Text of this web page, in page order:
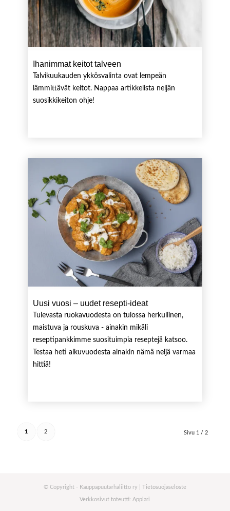
Ihanimmat keitot talveen
Talvikuukauden ykkösvalinta ovat lempeän
lämmittävät keitot. Nappaa artikkelista neljän
suosikkikeiton ohje!
Uusi vuosi – uudet resepti-ideat
Tulevasta ruokavuodesta on tulossa herkullinen,
maistuva ja rouskuva - ainakin mikäli
reseptipankkimme suosituimpia reseptejä katsoo.
Testaa heti alkuvuodesta ainakin nämä neljä varmaa
hittiä!
Sivu 1 / 2
1 2
© Copyright - Kauppapuutarhaliitto ry | Tietosuojaseloste
Verkkosivut toteutti: Applari